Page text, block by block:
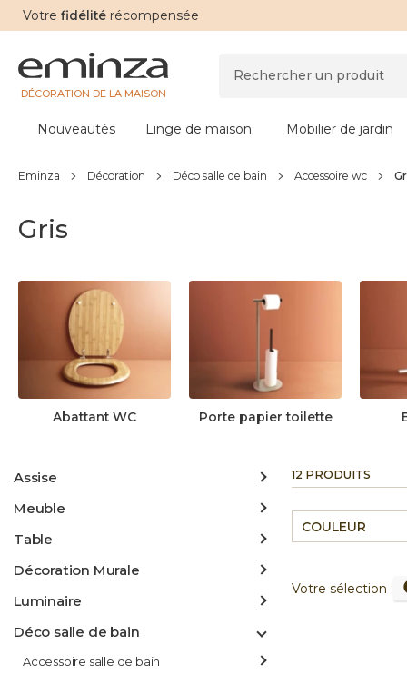
Votre fidélité récompensée
DÉCORATION DE LA MAISON
Nouveautés Linge de maison Mobilier de jardin
Eminza Décoration Déco salle de bain Accessoire wc
Gris
Abattant WC Porte papier toilette
Assise
Meuble
Table
Décoration Murale
Luminaire
Déco salle de bain
Accessoire salle de bain
12 PRODUITS
COULEUR
Votre sélection :